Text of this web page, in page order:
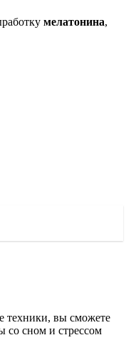
мелатонина,
техники, вы сможете
со сном и стрессом